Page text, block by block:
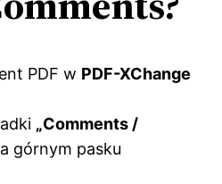
PDF w PDF-XChange
„Comments /
górnym pasku